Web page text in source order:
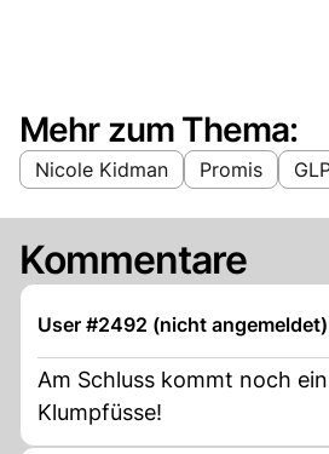
Mehr zum Thema:
Nicole Kidman Promis
Kommentare
User #2492 (nicht angemeldet)
Am Schluss kommt noch
Klumpfüsse!